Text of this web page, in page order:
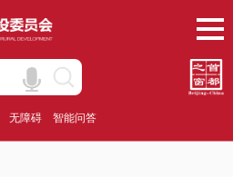
无障碍 智能问答